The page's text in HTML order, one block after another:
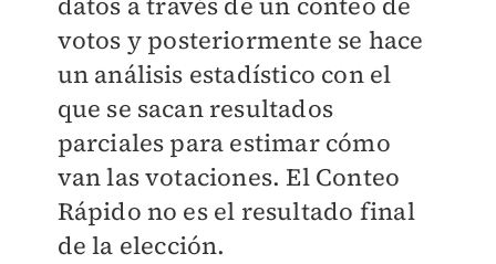
votos y posteriormente se hace
un análisis estadístico con el
que se sacan resultados
parciales para estimar cómo
van las votaciones. El Conteo
Rápido no es el resultado final
de la elección.